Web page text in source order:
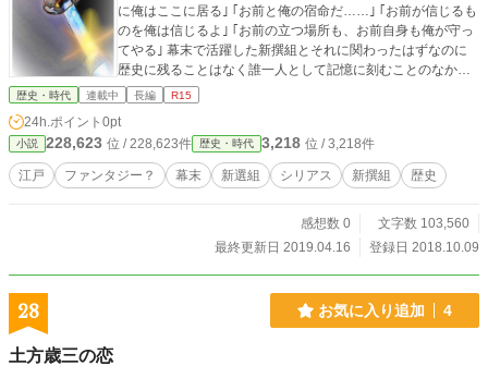
に俺はここに居る｣ ｢お前と俺の宿命だ……｣ ｢お前が信じるも
のを俺は信じるよ｣ ｢お前の立つ場所も、お前自身も俺が守っ
てやる｣ 幕末で活躍した新撰組とそれに関わったはずなのに
歴史に残ることはなく誰一人として記憶に刻むことのなかっ
た1人の男。 運命の糸に手繰り寄せられるように、新選組と
抜ける！！ 作者の完全なる“妄想”によって書かれてます('A`)
※以前エブリスタ、ポケクリにて掲載しておりましたがID＆
パス紛失にて更新できなくなったため修正を加えて再投稿し
たものです。 ﾌｨｸｼｮﾝです。史実とは違った点が数多いと思い
間違いがあるかもしれません。 初物ですので、広い心で見守
って頂ければ有り難いですm(_ _)m
歴史・時代 連載中 長編 R15
24h.ポイント 0pt
小説 228,623 位 / 228,623件 歴史・時代 3,218 位 / 3,218件
江戸 ファンタジー？ 幕末 新選組 シリアス 新撰組 歴史
感想数 0
文字数 103,560
最終更新日 2019.04.16
登録日 2018.10.09
28 お気に入り追加 4
土方歳三の恋